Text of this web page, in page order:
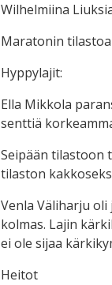
Wilhelmiina
Maratonin tilastoa
Hyppylajit:
Ella Mikkola
senttiä
Seipään tilastoon
tilaston
Venla Väliharju
kolmas. Lajin
ei ole sijaa
Heitot